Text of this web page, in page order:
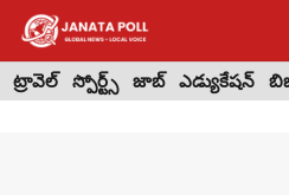
Skip
content
ట్రావెల్ స్పోర్ట్స్ జాబ్ ఎడ్యుకేషన్